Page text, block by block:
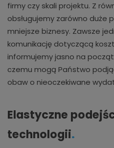
firmy czy skali projektu. Z
obsługujemy zarówno duże
mniejsze biznesy. Zawsze
komunikację dotyczącą
informujemy jasno na
czemu mogą Państwo
obaw o nieoczekiwane
Elastyczne
technologii.